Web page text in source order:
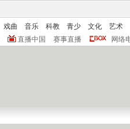
戏曲 音乐 科教 青少 文化
艺术
直播中国 赛事直播 网络